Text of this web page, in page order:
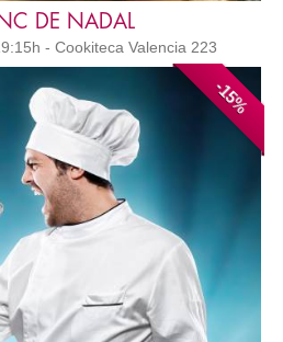
DE NADAL
- Cookiteca Valencia 223
-15%